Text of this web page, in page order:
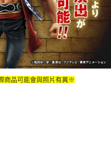
商品可能會與照片有異※